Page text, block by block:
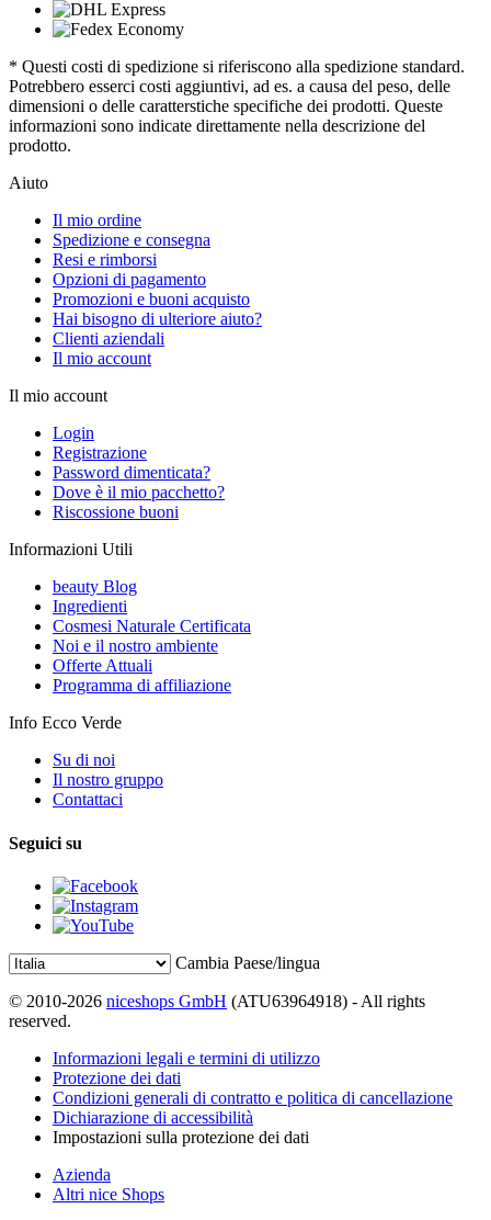
* Questi costi di spedizione si riferiscono alla spedizione standard.
Potrebbero esserci costi aggiuntivi, ad es. a causa del peso, delle
dimensioni o delle caratterstiche specifiche dei prodotti. Queste
informazioni sono indicate direttamente nella descrizione del
prodotto.
Aiuto
Il mio ordine
Spedizione e consegna
Resi e rimborsi
Opzioni di pagamento
Promozioni e buoni acquisto
Hai bisogno di ulteriore aiuto?
Clienti aziendali
Il mio account
Il mio account
Login
Registrazione
Password dimenticata?
Dove è il mio pacchetto?
Riscossione buoni
Informazioni Utili
beauty Blog
Ingredienti
Cosmesi Naturale Certificata
Noi e il nostro ambiente
Offerte Attuali
Programma di affiliazione
Info Ecco Verde
Su di noi
Il nostro gruppo
Contattaci
Seguici su
Cambia Paese/lingua
© 2010-2026 niceshops GmbH (ATU63964918) - All rights
reserved.
Informazioni legali e termini di utilizzo
Protezione dei dati
Condizioni generali di contratto e politica di cancellazione
Dichiarazione di accessibilità
Impostazioni sulla protezione dei dati
Azienda
Altri nice Shops